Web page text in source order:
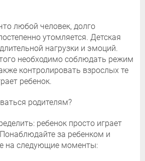
любой человек, долго
утомляется. Детская
нагрузки и эмоций.
необходимо соблюдать режим
контролировать взрослых те
ребенок.
родителям?
ребенок просто играет
за ребенком и
на следующие моменты: